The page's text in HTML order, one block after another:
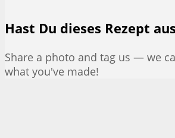
Hast Du dieses Rezept
Share a photo and tag us — we
what you've made!